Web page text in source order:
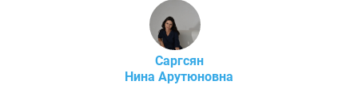
Саргсян
Нина Арутюновна